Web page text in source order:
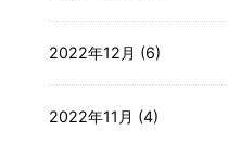
2022年12月 (6)
2022年11月 (4)